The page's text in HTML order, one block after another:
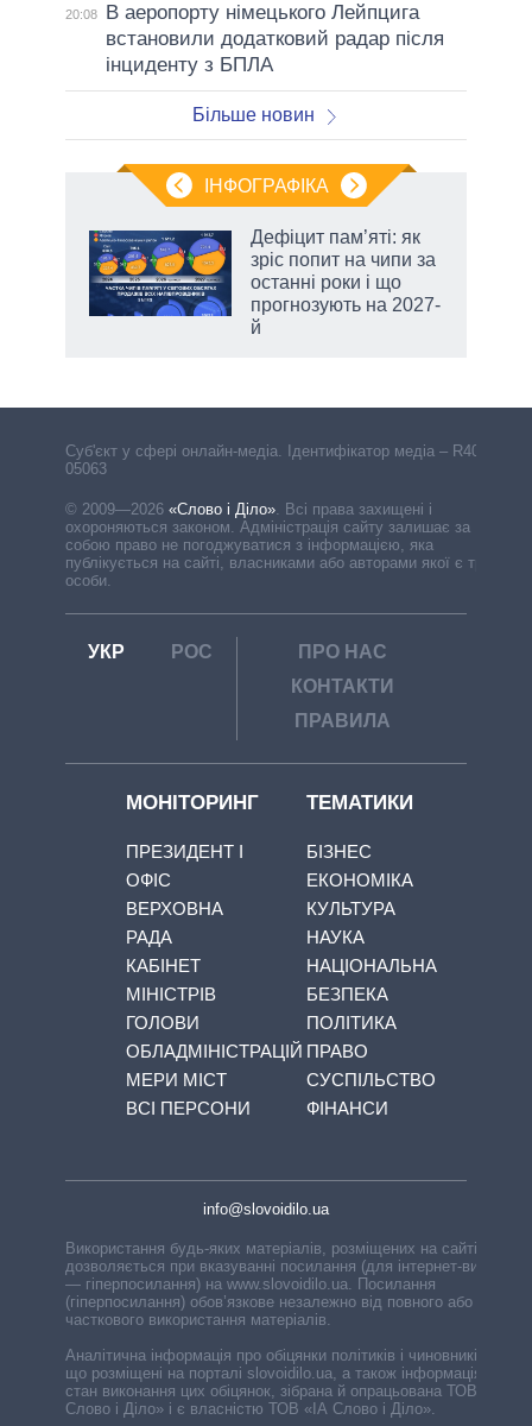
20:08
В аеропорту німецького Лейпцига
встановили додатковий радар після
інциденту з БПЛА
Більше новин
ІНФОГРАФІКА
Дефіцит пам’яті: як
зріс попит на чипи за
останні роки і що
прогнозують на 2027-
й
Cуб'єкт у сфері онлайн-медіа. Ідентифікатор медіа – R40-
05063
© 2009—2026 «Слово і Діло». Всі права захищені і
охороняються законом. Адміністрація сайту залишає за
собою право не погоджуватися з інформацією, яка
публікується на сайті, власниками або авторами якої є треті
особи.
УКР РОС
ПРО НАС
КОНТАКТИ
ПРАВИЛА
МОНІТОРИНГ
ПРЕЗИДЕНТ І
ОФІС
ВЕРХОВНА
РАДА
КАБІНЕТ
МІНІСТРІВ
ГОЛОВИ
ОБЛАДМІНІСТРАЦІЙ
МЕРИ МІСТ
ВСІ ПЕРСОНИ
ТЕМАТИКИ
БІЗНЕС
ЕКОНОМІКА
КУЛЬТУРА
НАУКА
НАЦІОНАЛЬНА
БЕЗПЕКА
ПОЛІТИКА
ПРАВО
СУСПІЛЬСТВО
ФІНАНСИ
info@slovoidilo.ua
Використання будь-яких матеріалів, розміщених на сайті,
дозволяється при вказуванні посилання (для інтернет-видань
— гіперпосилання) на www.slovoidilo.ua. Посилання
(гіперпосилання) обов’язкове незалежно від повного або
часткового використання матеріалів.
Аналітична інформація про обіцянки політиків і чиновників,
що розміщені на порталі slovoidilo.ua, а також інформація про
стан виконання цих обіцянок, зібрана й опрацьована ТОВ «ІА
Слово і Діло» і є власністю ТОВ «ІА Слово і Діло».